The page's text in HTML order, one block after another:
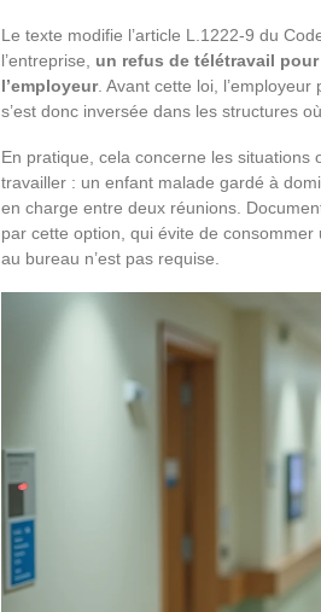
Le texte modifie l’article L.1222-9 du
l’entreprise, un refus de télétravail
l’employeur. Avant cette loi,
s’est donc inversée dans les structures
En pratique, cela concerne les situations
travailler : un enfant malade gardé à
en charge entre deux réunions.
par cette option, qui évite de
au bureau n’est pas requise.